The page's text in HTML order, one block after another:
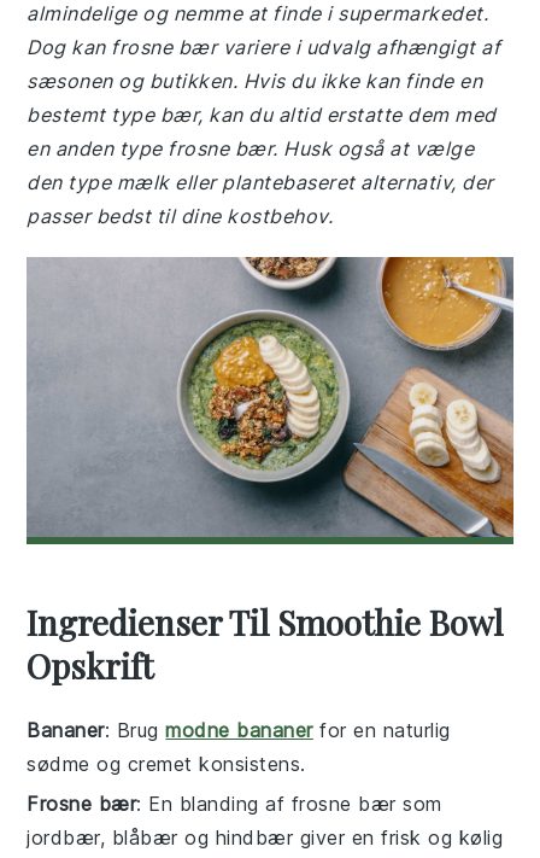
almindelige og nemme at finde i supermarkedet.
Dog kan frosne bær variere i udvalg afhængigt af
sæsonen og butikken. Hvis du ikke kan finde en
bestemt type bær, kan du altid erstatte dem med
en anden type frosne bær. Husk også at vælge
den type mælk eller plantebaseret alternativ, der
passer bedst til dine kostbehov.
Ingredienser Til Smoothie Bowl
Opskrift
Bananer: Brugmodne bananerfor en naturlig
sødme og cremet konsistens.
Frosne bær: En blanding af frosne bær som
jordbær, blåbær og hindbær giver en frisk og kølig